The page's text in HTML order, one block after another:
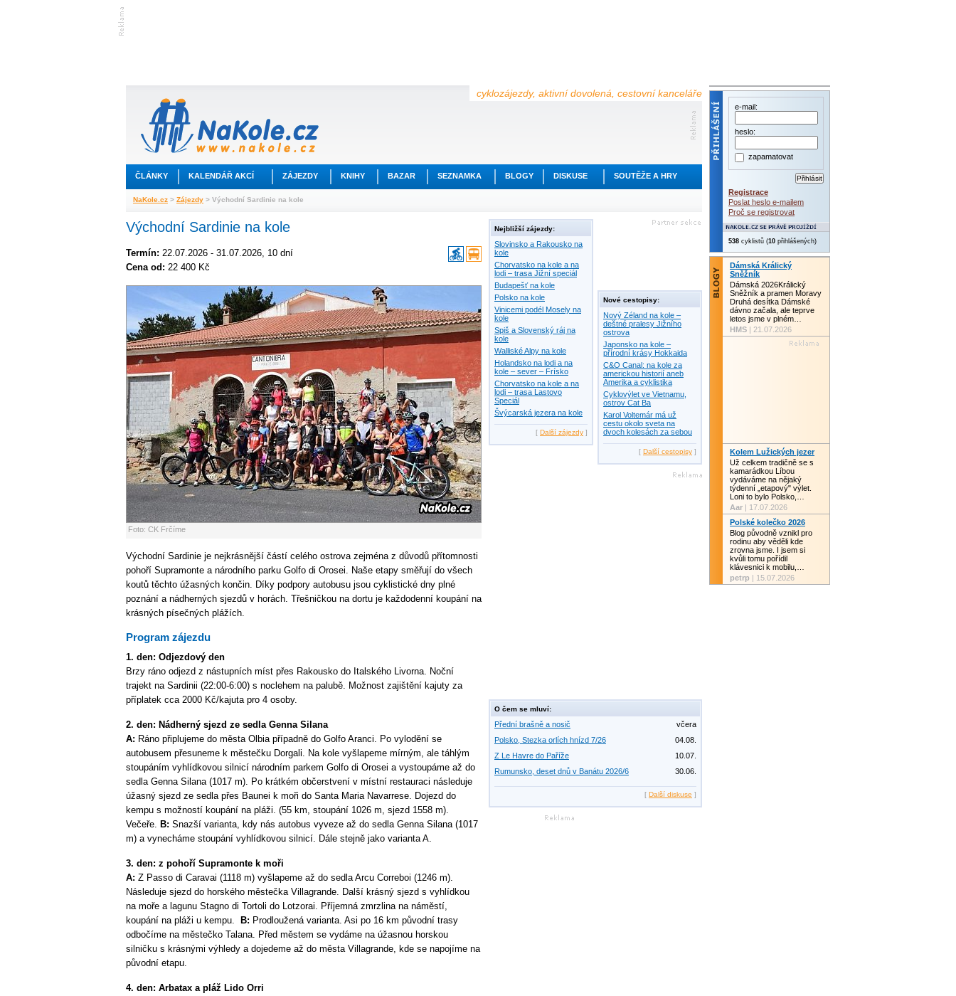
cyklozájezdy, aktivní dovolená, cestovní kanceláře
ČLÁNKY KALENDÁŘ AKCÍ ZÁJEZDY KNIHY BAZAR SEZNAMKA BLOGY DISKUSE SOUTĚŽE A HRY
NaKole.cz > Zájezdy > Východní Sardinie na kole
Východní Sardinie na kole
Termín: 22.07.2026 - 31.07.2026, 10 dní
Cena od: 22 400 Kč
Foto: CK Frčíme
Východní Sardinie je nejkrásnější částí celého ostrova zejména z důvodů přítomnosti
pohoří Supramonte a národního parku Golfo di Orosei. Naše etapy směřují do všech
koutů těchto úžasných končin. Díky podpory autobusu jsou cyklistické dny plné
poznání a nádherných sjezdů v horách. Třešničkou na dortu je každodenní koupání na
krásných písečných plážích.
Program zájezdu
1. den: Odjezdový den
Brzy ráno odjezd z nástupních míst přes Rakousko do Italského Livorna. Noční
trajekt na Sardinii (22:00-6:00) s noclehem na palubě. Možnost zajištění kajuty za
příplatek cca 2000 Kč/kajuta pro 4 osoby.
2. den: Nádherný sjezd ze sedla Genna Silana
A: Ráno připlujeme do města Olbia případně do Golfo Aranci. Po vylodění se
autobusem přesuneme k městečku Dorgali. Na kole vyšlapeme mírným, ale táhlým
stoupáním vyhlídkovou silnicí národním parkem Golfo di Orosei a vystoupáme až do
sedla Genna Silana (1017 m). Po krátkém občerstvení v místní restauraci následuje
úžasný sjezd ze sedla přes Baunei k moři do Santa Maria Navarrese. Dojezd do
kempu s možností koupání na pláži. (55 km, stoupání 1026 m, sjezd 1558 m).
Večeře. B: Snazší varianta, kdy nás autobus vyveze až do sedla Genna Silana (1017
m) a vynecháme stoupání vyhlídkovou silnicí. Dále stejně jako varianta A.
3. den: z pohoří Supramonte k moři
A: Z Passo di Caravai (1118 m) vyšlapeme až do sedla Arcu Correboi (1246 m).
Následuje sjezd do horského městečka Villagrande. Další krásný sjezd s vyhlídkou
na moře a lagunu Stagno di Tortoli do Lotzorai. Příjemná zmrzlina na náměstí,
koupání na pláži u kempu.
B: Prodloužená varianta. Asi po 16 km původní trasy
odbočíme na městečko Talana. Před městem se vydáme na úžasnou horskou
silničku s krásnými výhledy a dojedeme až do města Villagrande, kde se napojíme na
původní etapu.
4. den: Arbatax a pláž Lido Orri
Nejbližší zájezdy:
Slovinsko a Rakousko na
kole
Chorvatsko na kole a na
lodi – trasa Jižní speciál
Budapešť na kole
Polsko na kole
Vinicemi podél Mosely na
kole
Spiš a Slovenský ráj na
kole
Walliské Alpy na kole
Holandsko na lodi a na
kole – sever – Frísko
Chorvatsko na kole a na
lodi – trasa Lastovo
Speciál
Švýcarská jezera na kole
[ Další zájezdy ]
Nové cestopisy:
Nový Zéland na kole –
deštné pralesy Jižního
ostrova
Japonsko na kole –
přírodní krásy Hokkaida
C&O Canal: na kole za
americkou historií aneb
Amerika a cyklistika
Cyklovýlet ve Vietnamu,
ostrov Cat Ba
Karol Voltemár má už
cestu okolo sveta na
dvoch kolesách za sebou
[ Další cestopisy ]
O čem se mluví:
Přední brašně a nosič
včera
Polsko, Stezka orlích hnízd 7/26
04.08.
Z Le Havre do Paříže
10.07.
Rumunsko, deset dnů v Banátu 2026/6
30.06.
[ Další diskuse ]
e-mail:
heslo:
zapamatovat
Registrace
Poslat heslo e-mailem
Proč se registrovat
538 cyklistů (10 přihlášených)
Dámská Králický
Sněžník
Dámská 2026Králický
Sněžník a pramen Moravy
Druhá desítka Dámské
dávno začala, ale teprve
letos jsme v plném…
HMS | 21.07.2026
Kolem Lužických jezer
Už celkem tradičně se s
kamarádkou Líbou
vydáváme na nějaký
týdenní „etapový" výlet.
Loni to bylo Polsko,…
Aar | 17.07.2026
Polské kolečko 2026
Blog původně vznikl pro
rodinu aby věděli kde
zrovna jsme. I jsem si
kvůli tomu pořídil
klávesnici k mobilu,…
petrp | 15.07.2026